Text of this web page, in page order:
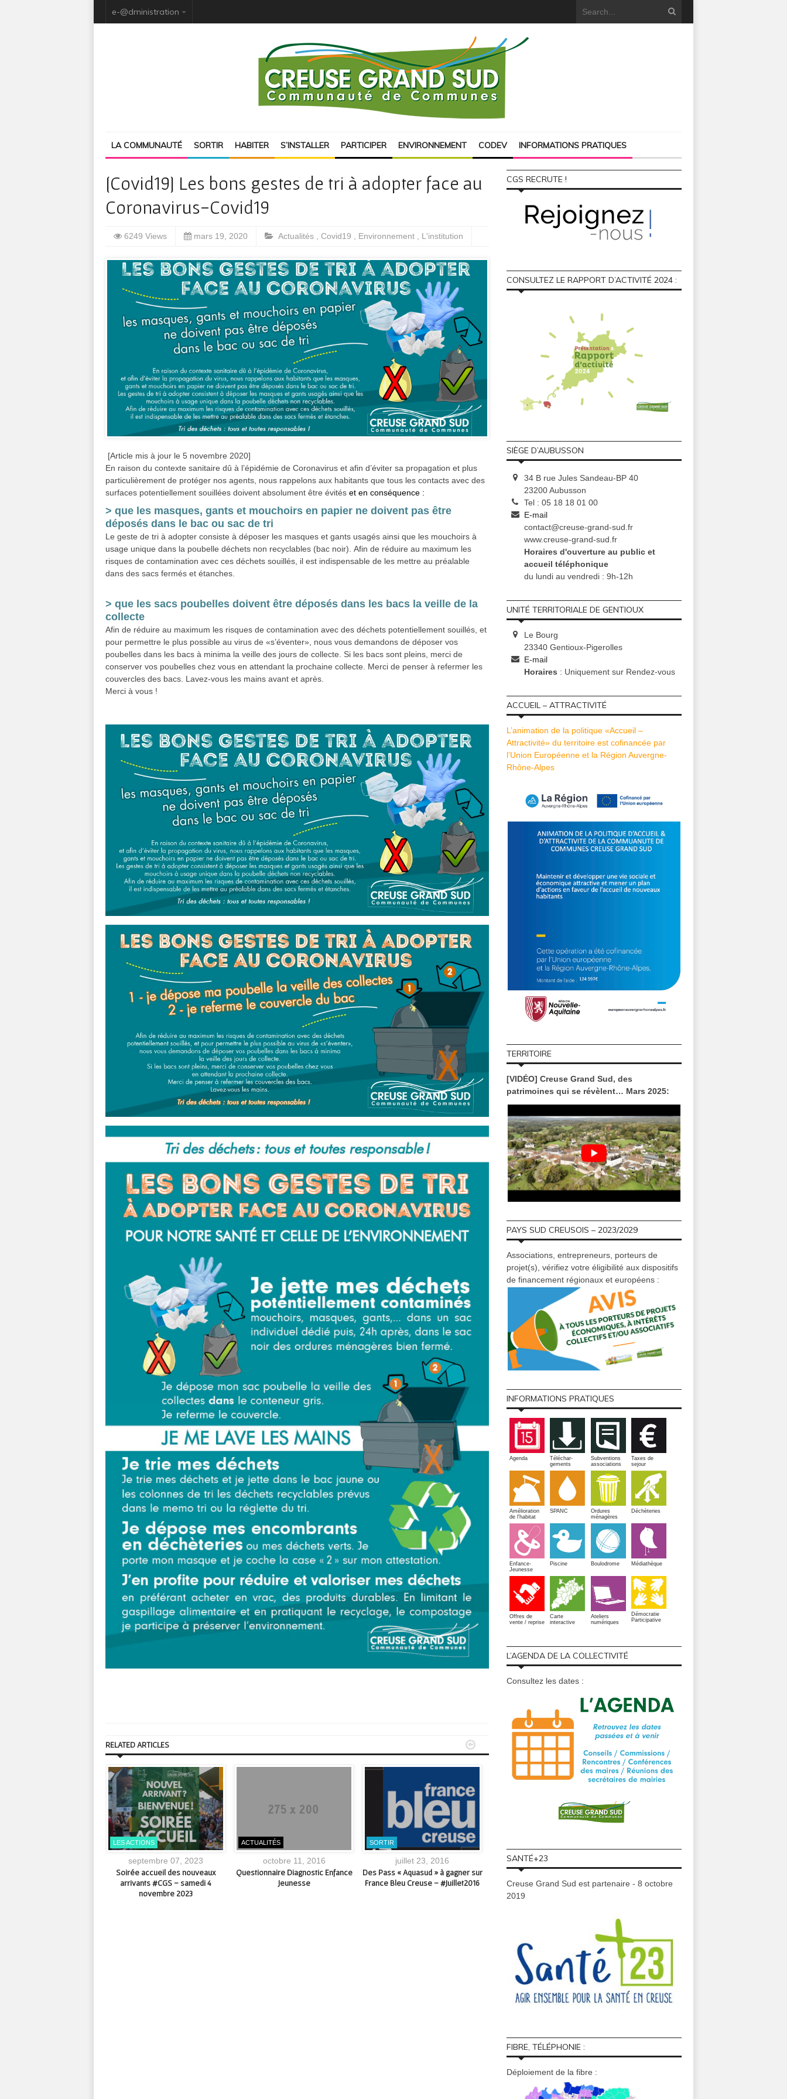
e-@dministration
LA COMMUNAUTÉ SORTIR HABITER S’INSTALLER PARTICIPER ENVIRONNEMENT CODEV INFORMATIONS PRATIQUES
[Covid19] Les bons gestes de tri à adopter face au
Coronavirus-Covid19
6249 Views mars 19, 2020 Actualités Covid19 Environnement L'institution
[Article mis à jour le 5 novembre 2020]
En raison du contexte sanitaire dû à l’épidémie de Coronavirus et afin d’éviter sa propagation et plus
particulièrement de protéger nos agents, nous rappelons aux habitants que tous les contacts avec des
surfaces potentiellement souillées doivent absolument être évités et en conséquence :
> que les masques, gants et mouchoirs en papier ne doivent pas être
déposés dans le bac ou sac de tri
Le geste de tri à adopter consiste à déposer les masques et gants usagés ainsi que les mouchoirs à
usage unique dans la poubelle déchets non recyclables (bac noir). Afin de réduire au maximum les
risques de contamination avec ces déchets souillés, il est indispensable de les mettre au préalable
dans des sacs fermés et étanches.
> que les sacs poubelles doivent être déposés dans les bacs la veille de la
collecte
Afin de réduire au maximum les risques de contamination avec des déchets potentiellement souillés, et
pour permettre le plus possible au virus de «s’éventer», nous vous demandons de déposer vos
poubelles dans les bacs à minima la veille des jours de collecte. Si les bacs sont pleins, merci de
conserver vos poubelles chez vous en attendant la prochaine collecte. Merci de penser à refermer les
couvercles des bacs. Lavez-vous les mains avant et après.
Merci à vous !
RELATED ARTICLES
LES ACTIONS
septembre 07, 2023
Soirée accueil des nouveaux
arrivants #CGS – samedi 4
novembre 2023
ACTUALITÉS
octobre 11, 2016
Questionnaire Diagnostic Enfance
Jeunesse
SORTIR
juillet 23, 2016
Des Pass « Aquasud » à gagner sur
France Bleu Creuse – #Juillet2016
juillet 08, 2017
Exposition – L’énergie, quels choix
pour demain ?
Prochaine formation BNSSA en

CGS RECRUTE !
CONSULTEZ LE RAPPORT D’ACTIVITÉ 2024 :
SIÈGE D’AUBUSSON
34 B rue Jules Sandeau-BP 40
23200 Aubusson
Tel : 05 18 18 01 00
E-mail
contact@creuse-grand-sud.fr
www.creuse-grand-sud.fr
Horaires d'ouverture au public et
accueil téléphonique
du lundi au vendredi : 9h-12h
UNITÉ TERRITORIALE DE GENTIOUX
Le Bourg
23340 Gentioux-Pigerolles
E-mail
Horaires : Uniquement sur Rendez-vous
ACCUEIL – ATTRACTIVITÉ
L’animation de la politique «Accueil –
Attractivité» du territoire est cofinancée par
l’Union Européenne et la Région Auvergne-
Rhône-Alpes
TERRITOIRE
[VIDÉO] Creuse Grand Sud, des
patrimoines qui se révèlent… Mars 2025:
PAYS SUD CREUSOIS – 2023/2029
Associations, entrepreneurs, porteurs de
projet(s), vérifiez votre éligibilité aux dispositifs
de financement régionaux et européens :
INFORMATIONS PRATIQUES
Agenda
Téléchar-
gements
Subventions
associations
Taxes de
sejour
Amélioration
de l'habitat
SPANC
Ordures
ménagères
Déchèteries
Enfance-
Jeunesse
Piscine Boulodrome Médiathèque
Offres de
vente / reprise
Carte
interactive
Ateliers
numériques
Démocratie
Participative
L’AGENDA DE LA COLLECTIVITÉ
Consultez les dates :
SANTÉ+23
Creuse Grand Sud est partenaire - 8 octobre
2019
FIBRE, TÉLÉPHONIE :
Déploiement de la fibre :